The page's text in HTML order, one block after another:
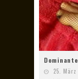
25. März